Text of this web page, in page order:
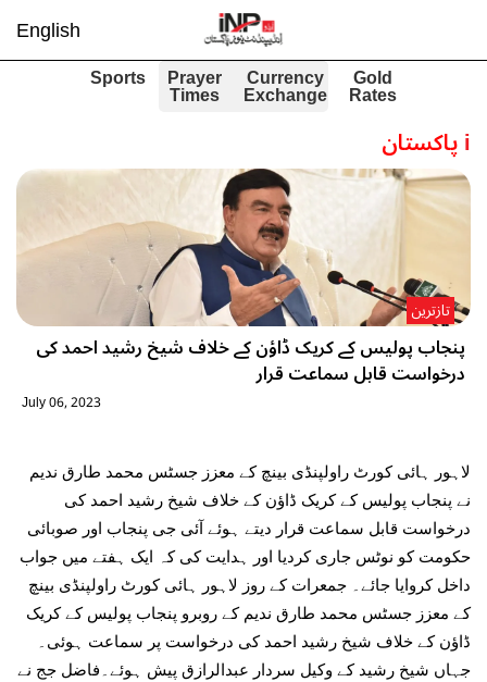
English
Gold
Rates
Currency
Exchange
Prayer
Times
Sports
iپاکستان
پنجاب پولیس کے کریک ڈاؤن کے خلاف شیخ رشید احمد کی
درخواست قابل سماعت قرار
تازترین
July 06, 2023
لاہور ہائی کورٹ راولپنڈی بینچ کے معزز جسٹس محمد طارق ندیم
نے پنجاب پولیس کے کریک ڈاؤن کے خلاف شیخ رشید احمد کی
درخواست قابل سماعت قرار دیتے ہوئے آئی جی پنجاب اور صوبائی
حکومت کو نوٹس جاری کردیا اور ہدایت کی کہ ایک ہفتے میں جواب
داخل کروایا جائے۔ جمعرات کے روز لاہور ہائی کورٹ راولپنڈی بینچ
کے معزز جسٹس محمد طارق ندیم کے روبرو پنجاب پولیس کے کریک
ڈاؤن کے خلاف شیخ رشید احمد کی درخواست پر سماعت ہوئی۔
جہاں شیخ رشید کے وکیل سردار عبدالرازق پیش ہوئے۔فاضل جج نے